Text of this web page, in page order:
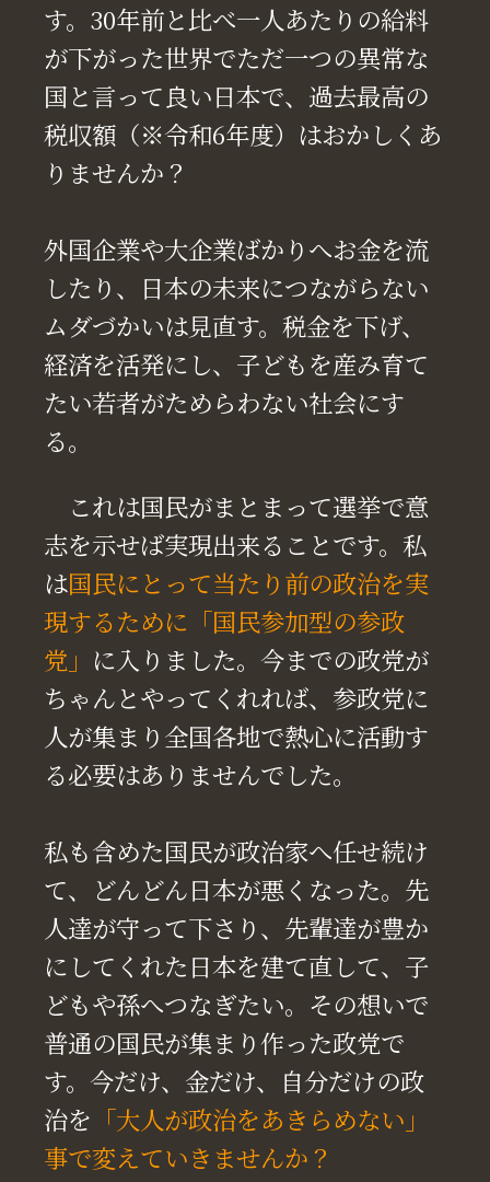
す。30年前と比べ一人あたりの給料
が下がった世界でただ一つの異常な
国と言って良い日本で、過去最高の
税収額（※令和6年度）はおかしくあ
りませんか？
外国企業や大企業ばかりへお金を流
したり、日本の未来につながらない
ムダづかいは見直す。税金を下げ、
経済を活発にし、子どもを産み育て
たい若者がためらわない社会にす
る。
これは国民がまとまって選挙で意
志を示せば実現出来ることです。私
は国民にとって当たり前の政治を実
現するために「国民参加型の参政
党」 に入りました。今までの政党が
ちゃんとやってくれれば、参政党に
人が集まり全国各地で熱心に活動す
る必要はありませんでした。
私も含めた国民が政治家へ任せ続け
て、どんどん日本が悪くなった。先
人達が守って下さり、先輩達が豊か
にしてくれた日本を建て直して、子
どもや孫へつなぎたい。その想いで
普通の国民が集まり作った政党で
す。今だけ、金だけ、自分だけの政
治を 「大人が政治をあきらめない」
事で変えていきませんか？